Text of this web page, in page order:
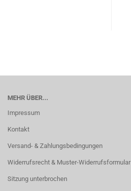
MEHR ÜBER...
Impressum
Kontakt
Versand- & Zahlungsbedingungen
Widerrufsrecht & Muster-Widerrufsformular
Sitzung unterbrochen